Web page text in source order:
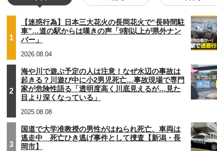
1
【迷惑行為】日本三大花火の長岡花火で“長時間駐
車”…道の駅からは嘆きの声「9割以上が県外ナン
バー」
2026.08.04
2
海や川で遊ぶ予定の人は注意！なぜ水辺の事故は
起きる？川遊び中に小2男児死亡…事故現場で専門
家が危険性語る「透明度高く川底見えるが…見た
目より深くなっている」
2025.08.08
3
国道で大学准教授の男性がはねられ死亡、車両は
逃走中 死亡ひき逃げ事件として捜査【新潟・長
岡市】